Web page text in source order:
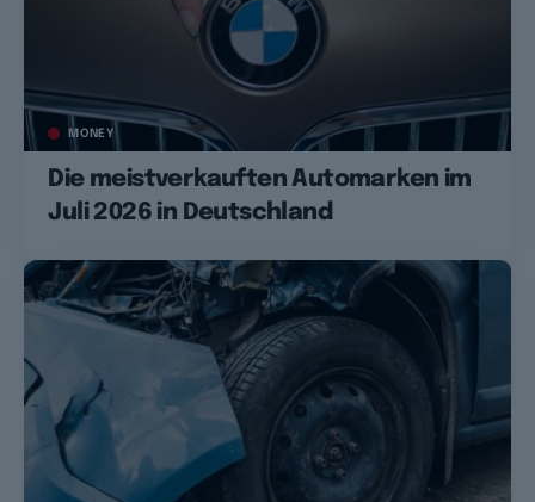
MONEY
Die meistverkauften Automarken im
Juli 2026 in Deutschland